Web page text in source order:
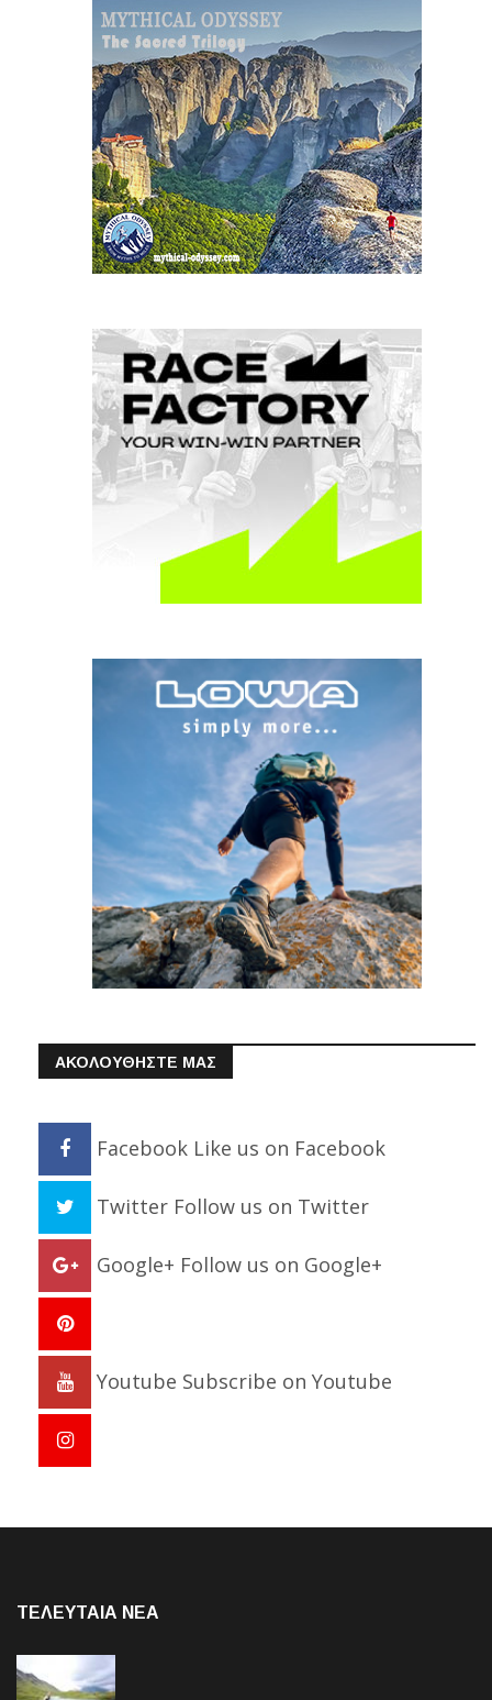
ΑΚΟΛΟΥΘΗΣΤΕ ΜΑΣ
Facebook Like us on Facebook
Twitter Follow us on Twitter
Google+ Follow us on Google+
Youtube Subscribe on Youtube
ΤΕΛΕΥΤΑΙΑ NEA